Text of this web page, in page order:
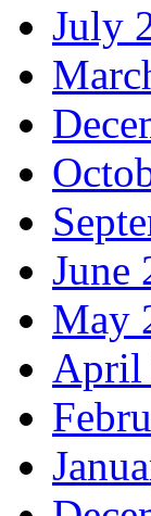
July
June
May
April